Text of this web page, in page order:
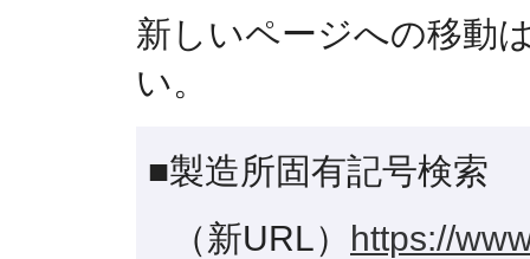
新しいページへの移動
い。
■製造所固有記号検索
（新URL） https://